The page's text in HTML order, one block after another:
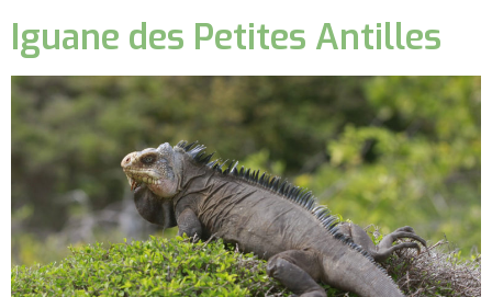
Iguane des Petites Antilles